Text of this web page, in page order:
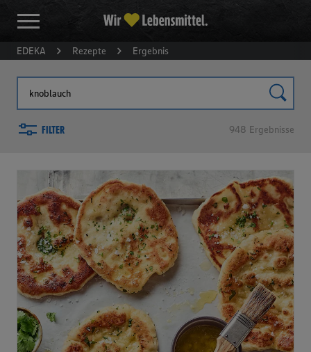
EDEKA Rezepte Ergebnis
FILTER 948 Ergebnisse